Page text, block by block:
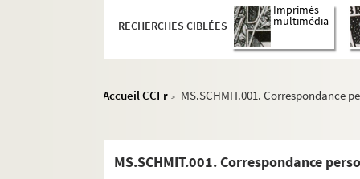
RECHERCHES CIBLÉES
Imprimés
multimédia
Accueil CCFr > MS.SCHMIT.001. Correspondance
MS.SCHMIT.001. Correspondance